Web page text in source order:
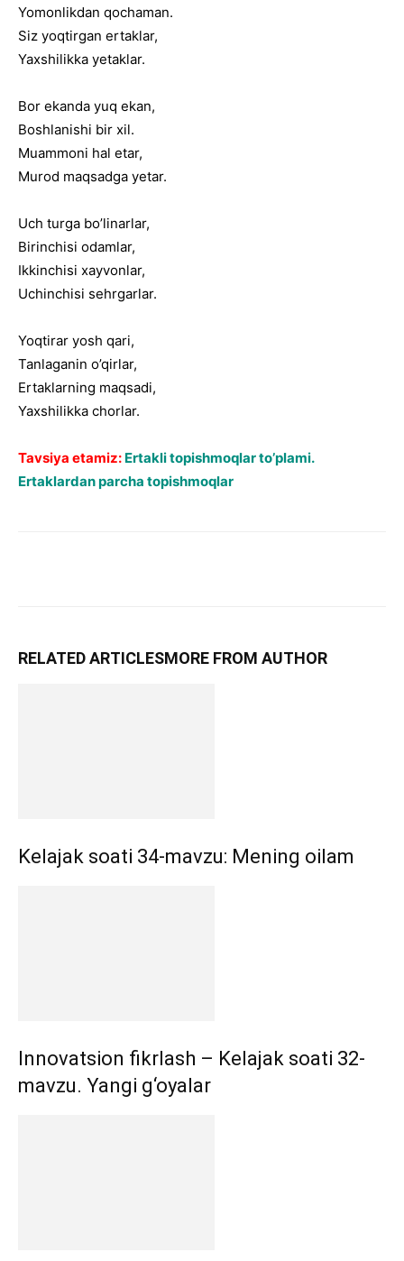
Yomonlikdan qochaman.
Siz yoqtirgan ertaklar,
Yaxshilikka yetaklar.
Bor ekanda yuq ekan,
Boshlanishi bir xil.
Muammoni hal etar,
Murod maqsadga yetar.
Uch turga bo’linarlar,
Birinchisi odamlar,
Ikkinchisi xayvonlar,
Uchinchisi sehrgarlar.
Yoqtirar yosh qari,
Tanlaganin o’qirlar,
Ertaklarning maqsadi,
Yaxshilikka chorlar.
Tavsiya etamiz: Ertakli topishmoqlar to’plami.
Ertaklardan parcha topishmoqlar
RELATED ARTICLESMORE FROM AUTHOR
Kelajak soati 34-mavzu: Mening oilam
Innovatsion fikrlash – Kelajak soati 32-
mavzu. Yangi g‘oyalar